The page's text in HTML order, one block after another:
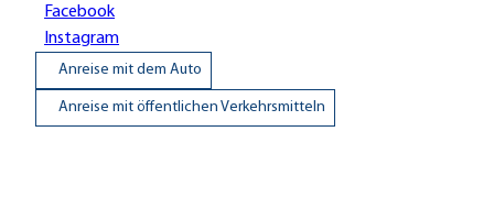
Facebook
Instagram
Anreise mit dem Auto
Anreise mit öffentlichen Verkehrsmitteln